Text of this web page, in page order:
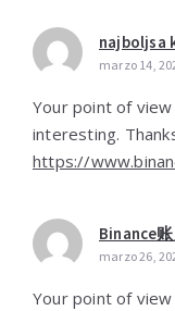
najboljsa
marzo 14,
Your point of
interesting.
https://
Binance
marzo 26,
Your point of